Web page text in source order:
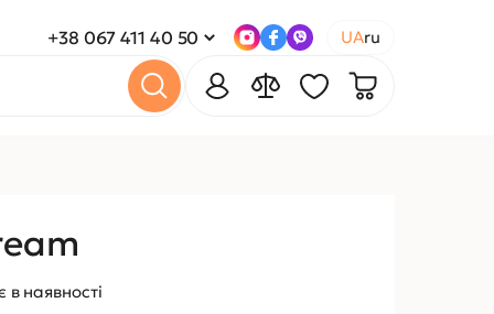
+38 067 411 40 50 UAru
в наявності